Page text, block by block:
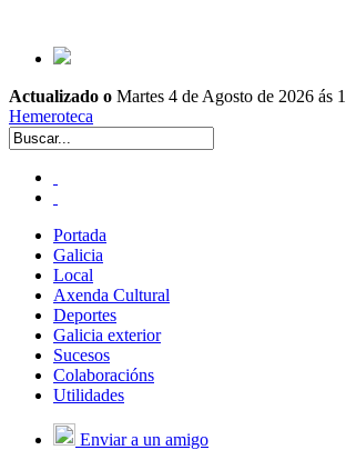
Actualizado o Martes 4 de Agosto de 2026 ás
Hemeroteca
Portada
Galicia
Local
Axenda Cultural
Deportes
Galicia exterior
Sucesos
Colaboracións
Utilidades
Enviar a un amigo